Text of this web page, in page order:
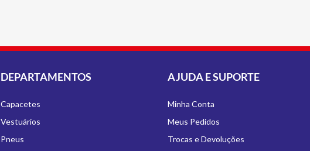
DEPARTAMENTOS
Capacetes
Vestuários
Pneus
AJUDA E SUPORTE
Minha Conta
Meus Pedidos
Trocas e Devoluções